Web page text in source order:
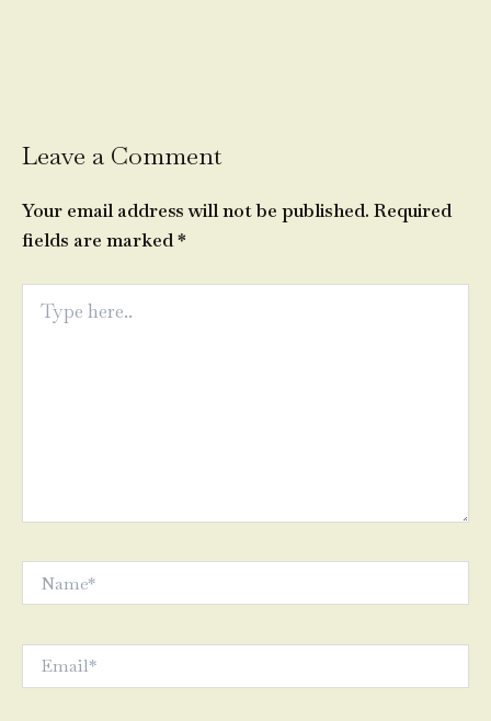
Leave a Comment
Your email address will not be published. Required
fields are marked*
here..